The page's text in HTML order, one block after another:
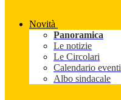
Novità
Panoramica
Le notizie
Le Circolari
Calendario eventi
Albo sindacale